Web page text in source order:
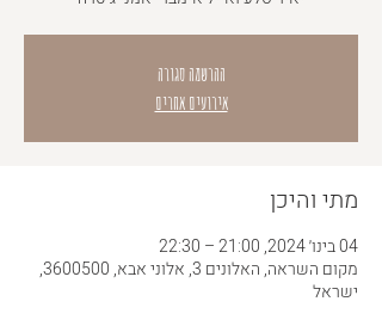
ההרשמה סגורה
אירועים אחרים
מתי והיכן
04 בינו׳ 2024, 21:00 – 22:30
מקום השראה, האלונים 3, אלוני אבא, 3600500,
ישראל